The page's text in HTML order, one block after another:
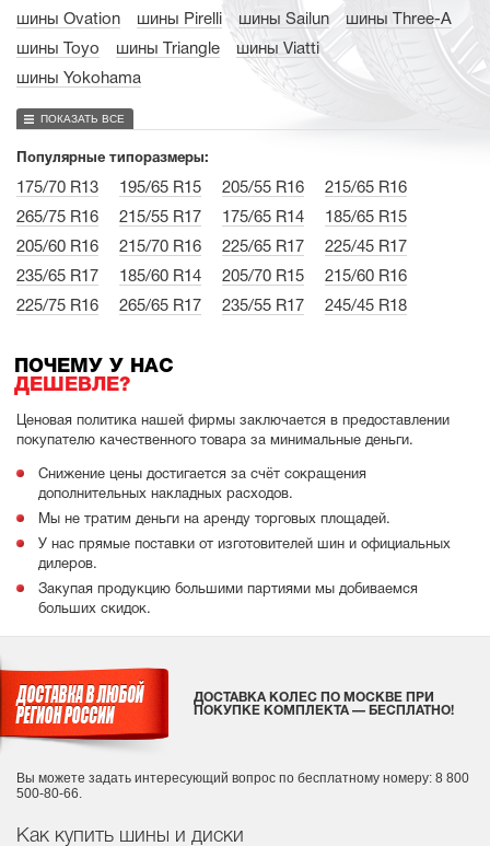
шины Ovation
шины Pirelli шины Sailun
шины Three-A
шины Toyo
шины Triangle
шины Viatti
шины Yokohama
ПОКАЗАТЬ ВСЕ
Популярные типоразмеры:
175/70 R13 195/65 R15 205/55 R16
215/65 R16
265/75 R16
215/55 R17 175/65 R14
185/65 R15
205/60 R16
215/70 R16 225/65 R17
225/45 R17
235/65 R17
185/60 R14 205/70 R15
215/60 R16
225/75 R16
265/65 R17 235/55 R17 245/45 R18
ПОЧЕМУ У НАС
ДЕШЕВЛЕ?
Ценовая политика нашей фирмы заключается в предоставлении
покупателю качественного товара за минимальные деньги.
Снижение цены достигается за счёт сокращения
дополнительных накладных расходов.
Мы не тратим деньги на аренду торговых площадей.
У нас прямые поставки от изготовителей шин и официальных
дилеров.
Закупая продукцию большими партиями мы добиваемся
больших скидок.
Как купить шины и диски
ДОСТАВКА КОЛЕС ПО МОСКВЕ ПРИ
ПОКУПКЕ КОМПЛЕКТА — БЕСПЛАТНО!
Вы можете задать интересующий вопрос по бесплатному номеру: 8 800
500-80-66.